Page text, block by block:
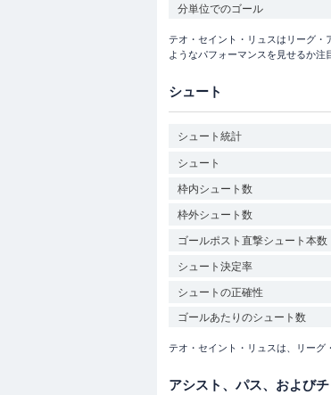
分単位でのゴール
テオ・セイント・リュスはリーグ
ようなパフォーマンスを見せるか注
シュート
シュート統計
シュート
枠内シュート数
枠外シュート数
ゴールポスト直撃シュート本数
シュート決定率
シュートの正確性
ゴールあたりのシュート数
テオ・セイント・リュスは、リー
アシスト、パス、および